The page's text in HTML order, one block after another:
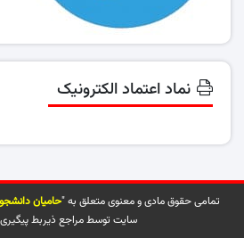
نماد اعتماد الکترونیک
تمامی حقوق مادی و معنوی متعلق به "حامیان
سایت توسط مراجع ذیربط